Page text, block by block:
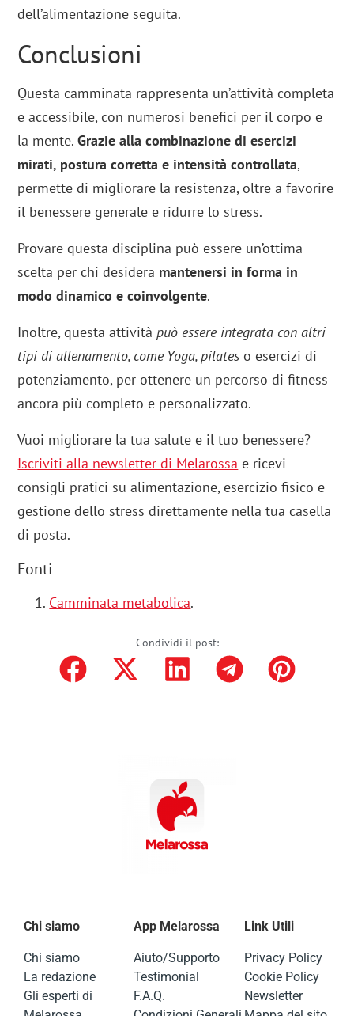
dell’alimentazione seguita.
Conclusioni
Questa camminata rappresenta un’attività completa
e accessibile, con numerosi benefici per il corpo e
la mente.Grazie alla combinazione di esercizi
mirati, postura corretta e intensità controllata,
permette di migliorare la resistenza, oltre a favorire
il benessere generale e ridurre lo stress.
Provare questa disciplina può essere un’ottima
scelta per chi desidera mantenersi in forma in
modo dinamico e coinvolgente.
Inoltre, questa attivitàpuò essere integrata con altri
tipi di allenamento, come Yoga, pilates o esercizi di
potenziamento, per ottenere un percorso di fitness
ancora più completo e personalizzato.
Vuoi migliorare la tua salute e il tuo benessere?
Iscriviti alla newsletter di Melarossa e ricevi
consigli pratici su alimentazione, esercizio fisico e
gestione dello stress direttamente nella tua casella
di posta.
Fonti
Camminata metabolica.
Condividi il post:
Chi siamo
Chi siamo
La redazione
Gli esperti di
App Melarossa
Aiuto/Supporto
Testimonial
F.A.Q.
Link Utili
Privacy Policy
Cookie Policy
Newsletter